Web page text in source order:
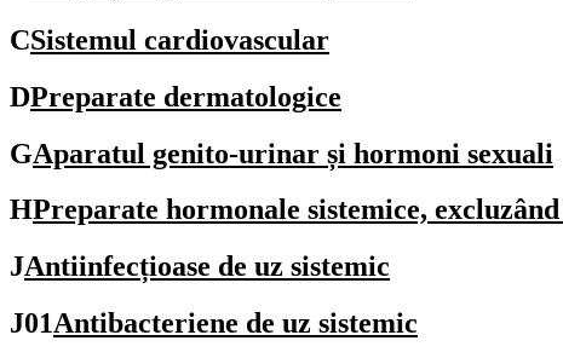
CSistemul cardiovascular
DPreparate dermatologice
GAparatul genito-urinar și hormoni sexuali
HPreparate hormonale sistemice,
JAntiinfecțioase de uz sistemic
J01Antibacteriene de uz sistemic